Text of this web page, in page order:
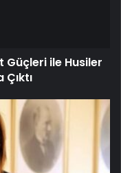
Güçleri ile Husiler